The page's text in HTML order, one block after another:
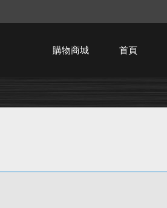
購物商城 首頁